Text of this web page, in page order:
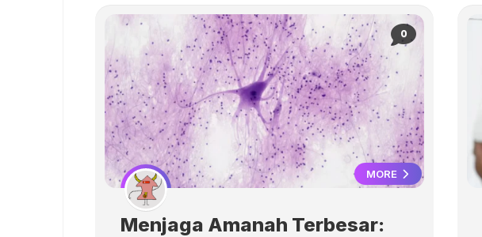
0
MORE
Menjaga Amanah Terbesar: